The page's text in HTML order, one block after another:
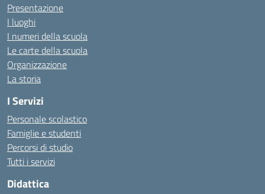
Presentazione
I luoghi
I numeri della scuola
Le carte della scuola
Organizzazione
La storia
I Servizi
Personale scolastico
Famiglie e studenti
Percorsi di studio
Tutti i servizi
Didattica